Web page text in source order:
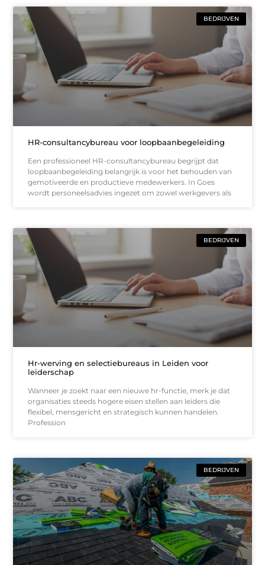
BEDRIJVEN
HR-consultancybureau voor loopbaanbegeleiding
Een professioneel HR-consultancybureau begrijpt dat
loopbaanbegeleiding belangrijk is voor het behouden van
gemotiveerde en productieve medewerkers. In Goes
wordt personeelsadvies ingezet om zowel werkgevers als
BEDRIJVEN
Hr-werving en selectiebureaus in Leiden voor
leiderschap
Wanneer je zoekt naar een nieuwe hr-functie, merk je dat
organisaties steeds hogere eisen stellen aan leiders die
flexibel, mensgericht en strategisch kunnen handelen.
Profession
BEDRIJVEN